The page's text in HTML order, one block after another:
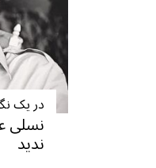
در یک
نسلی
ندید